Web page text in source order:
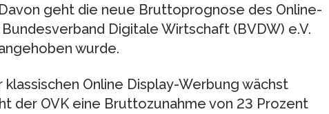
geht die neue Bruttoprognose des Online-
Digitale Wirtschaft (BVDW) e.V.
wurde.
Online Display-Werbung wächst
der OVK eine Bruttozunahme von 23 Prozent